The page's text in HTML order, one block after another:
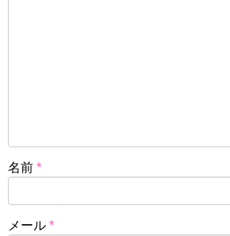
名前 *
メール *